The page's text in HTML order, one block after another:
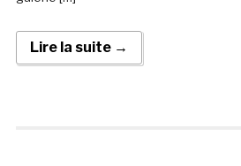
Lire la suite →